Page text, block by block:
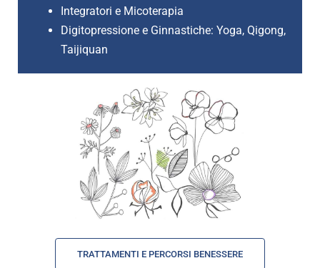
Integratori e Micoterapia
Digitopressione e Ginnastiche: Yoga, Qigong,
Taijiquan
TRATTAMENTI E PERCORSI BENESSERE